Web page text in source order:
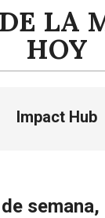
LA
HOY
Impact Hub
semana,